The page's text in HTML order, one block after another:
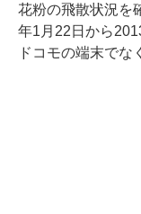
花粉の飛散状況を
年1月22日から
ドコモの端末でな